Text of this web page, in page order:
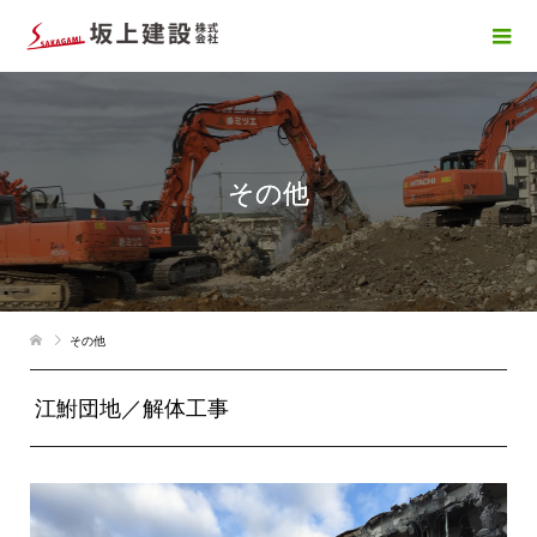
その他
その他
江鮒団地／解体工事